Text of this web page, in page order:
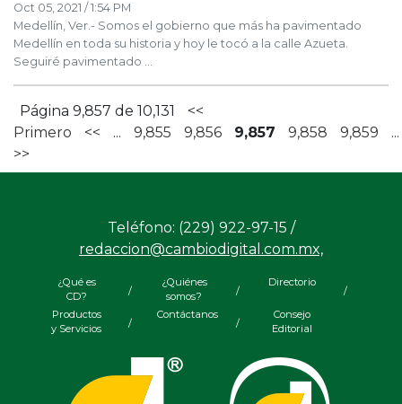
Oct 05, 2021 / 1:54 PM
Medellín, Ver.- Somos el gobierno que más ha pavimentado
Medellín en toda su historia y hoy le tocó a la calle Azueta.
Seguiré pavimentado ...
Página 9,857 de 10,131
<<
Primero
<< ... 9,855 9,856 9,857 9,858 9,859
...
>>
Teléfono: (229) 922-97-15 /
redaccion@cambiodigital.com.mx,
¿Qué es
CD?
/
¿Quiénes
somos?
/
Directorio
/
Productos
y Servicios
/
Contáctanos
/
Consejo
Editorial